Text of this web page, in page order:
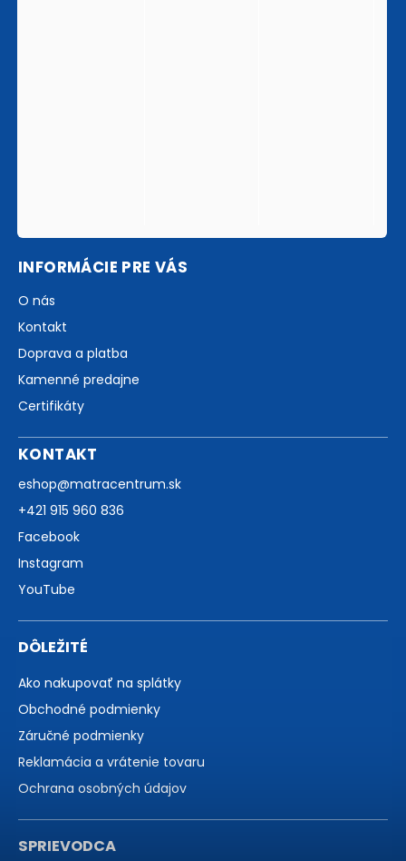
INFORMÁCIE PRE VÁS
O nás
Kontakt
Doprava a platba
Kamenné predajne
Certifikáty
KONTAKT
eshop@matracentrum.sk
+421 915 960 836
Facebook
Instagram
YouTube
DÔLEŽITÉ
Ako nakupovať na splátky
Obchodné podmienky
Záručné podmienky
Reklamácia a vrátenie tovaru
Ochrana osobných údajov
SPRIEVODCA